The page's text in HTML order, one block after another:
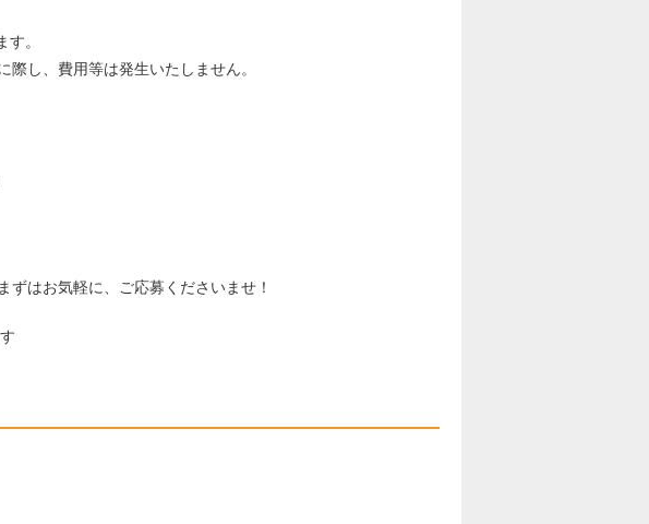
。
し、費用等は発生いたしません。
はお気軽に、ご応募くださいませ！